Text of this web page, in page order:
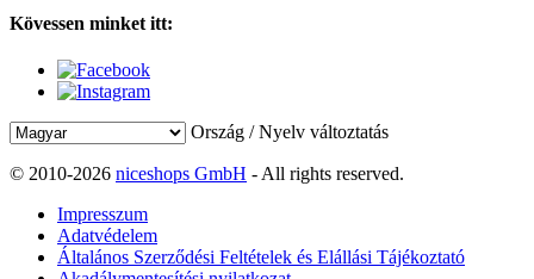
Kövessen minket itt:
Ország / Nyelv változtatás
© 2010-2026 niceshops GmbH - All rights reserved.
Impresszum
Adatvédelem
Általános Szerződési Feltételek és Elállási Tájékoztató